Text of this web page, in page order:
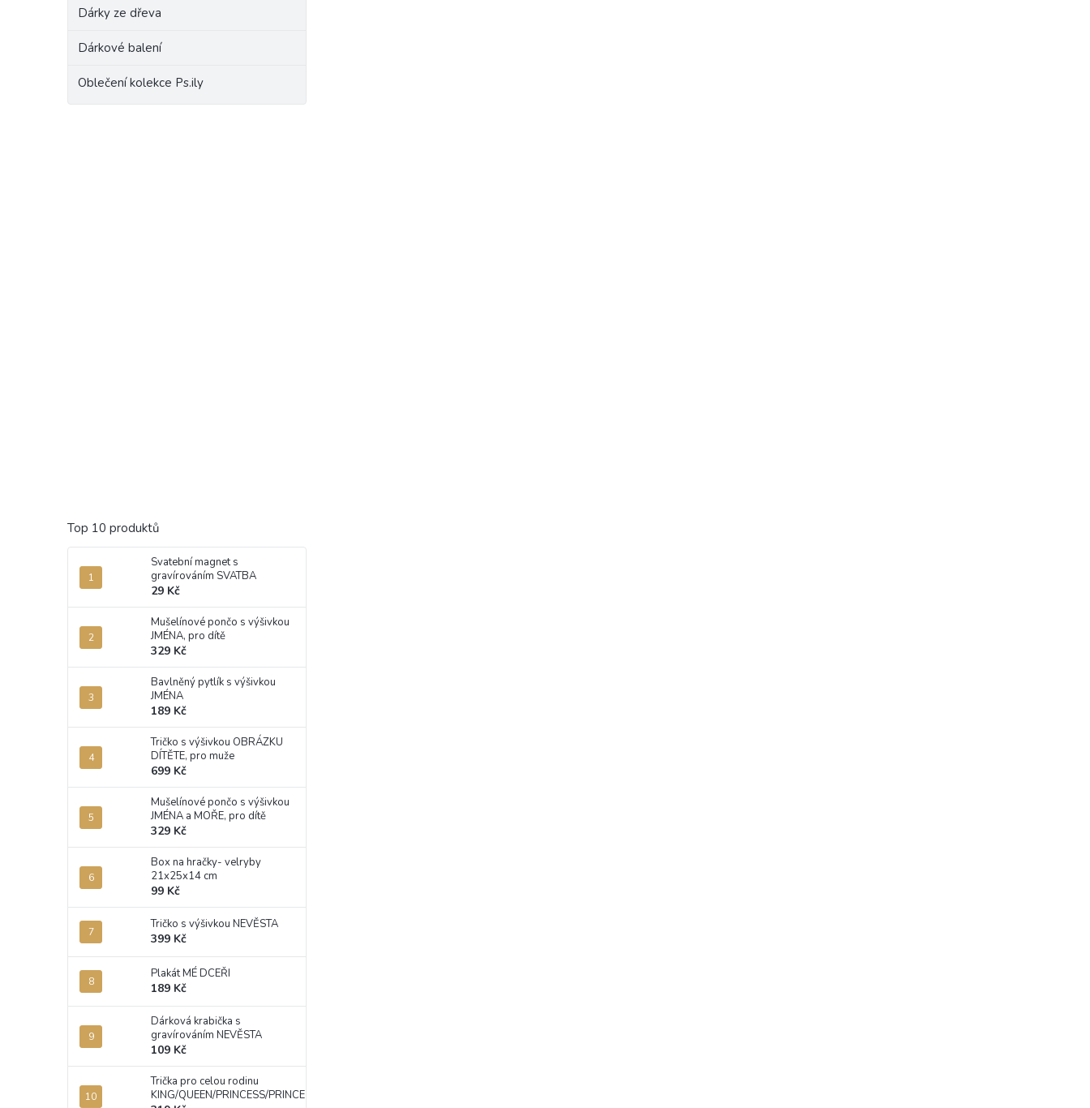
Dárky ze dřeva
Dárkové balení
Oblečení kolekce Ps.ily
Top 10 produktů
Svatební magnet s
gravírováním SVATBA
29 Kč
Mušelínové pončo s výšivkou
JMÉNA, pro dítě
329 Kč
Bavlněný pytlík s výšivkou
JMÉNA
189 Kč
Tričko s výšivkou OBRÁZKU
DÍTĚTE, pro muže
699 Kč
Mušelínové pončo s výšivkou
JMÉNA a MOŘE, pro dítě
329 Kč
Box na hračky- velryby
21x25x14 cm
99 Kč
Tričko s výšivkou NEVĚSTA
399 Kč
Plakát MÉ DCEŘI
189 Kč
Dárková krabička s
gravírováním NEVĚSTA
109 Kč
Trička pro celou rodinu
KING/QUEEN/PRINCESS/PRINCE